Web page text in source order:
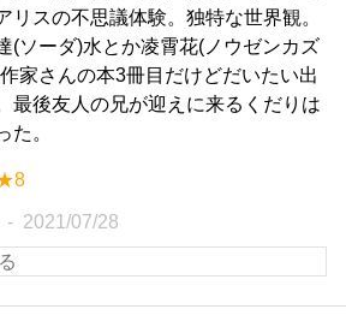
リスの不思議体験。独特な世界観。
(ソーダ)水とか凌霄花(ノウゼンカズ
家さんの本3冊目だけどだいたい出
最後友人の兄が迎えに来るくだりは
た。
2021/07/28